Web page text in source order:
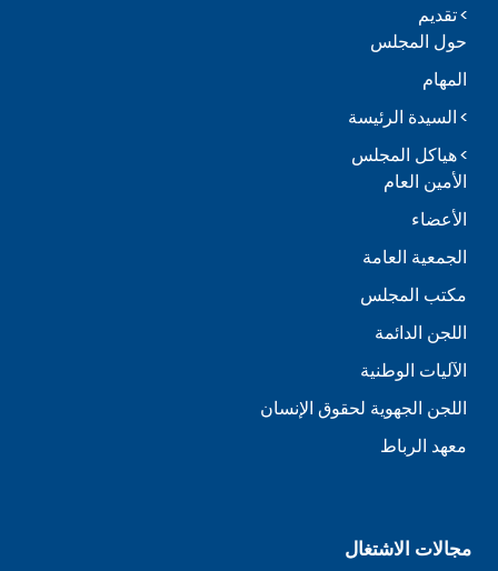
تقديم
حول المجلس
المهام
السيدة الرئيسة
هياكل المجلس
الأمين العام
الأعضاء
الجمعية العامة
مكتب المجلس
اللجن الدائمة
الآليات الوطنية
اللجن الجهوية لحقوق الإنسان
معهد الرباط
مجالات الاشتغال